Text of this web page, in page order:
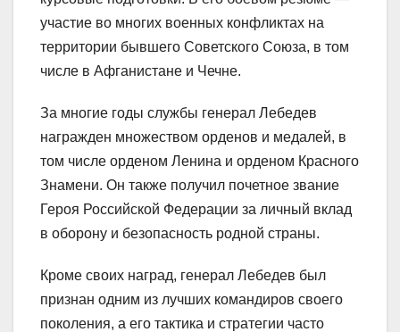
участие во многих военных конфликтах на
территории бывшего Советского Союза, в том
числе в Афганистане и Чечне.
За многие годы службы генерал Лебедев
награжден множеством орденов и медалей, в
том числе орденом Ленина и орденом Красного
Знамени. Он также получил почетное звание
Героя Российской Федерации за личный вклад
в оборону и безопасность родной страны.
Кроме своих наград, генерал Лебедев был
признан одним из лучших командиров своего
поколения, а его тактика и стратегии часто